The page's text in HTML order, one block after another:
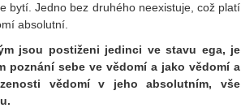
bytí. Jedno bez druhého neexistuje, což platí
absolutní.
jsou postiženi jedinci ve stavu ega, je
poznání sebe ve vědomí a jako vědomí a
vědomí v jeho absolutním, vše